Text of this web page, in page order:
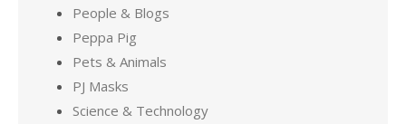
People & Blogs
Peppa Pig
Pets & Animals
PJ Masks
Science & Technology